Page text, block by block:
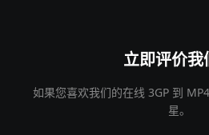
立即评价我
如果您喜欢我们的在线 3GP 到
星。